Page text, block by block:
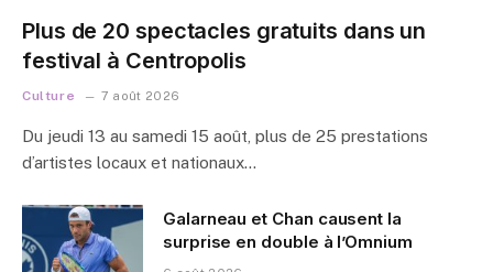
Plus de 20 spectacles gratuits dans un
festival à Centropolis
Culture 7 août 2026
Du jeudi 13 au samedi 15 août, plus de 25 prestations
d’artistes locaux et nationaux…
Galarneau et Chan causent la
surprise en double à l’Omnium